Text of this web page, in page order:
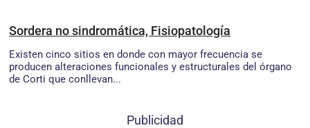
Sordera no sindromática, Fisiopatología
Existen cinco sitios en donde con mayor frecuencia se
producen alteraciones funcionales y estructurales del órgano
de Corti que conllevan...
Publicidad